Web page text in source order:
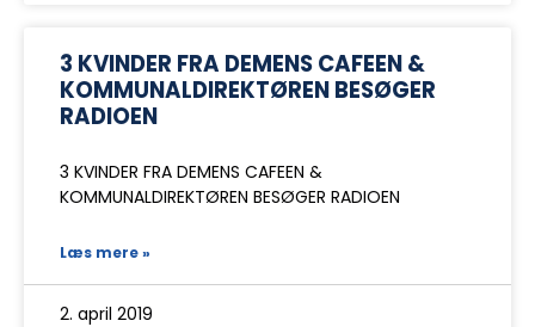
3 KVINDER FRA DEMENS CAFEEN &
KOMMUNALDIREKTØREN BESØGER
RADIOEN
3 KVINDER FRA DEMENS CAFEEN &
KOMMUNALDIREKTØREN BESØGER RADIOEN
Læs mere »
2. april 2019